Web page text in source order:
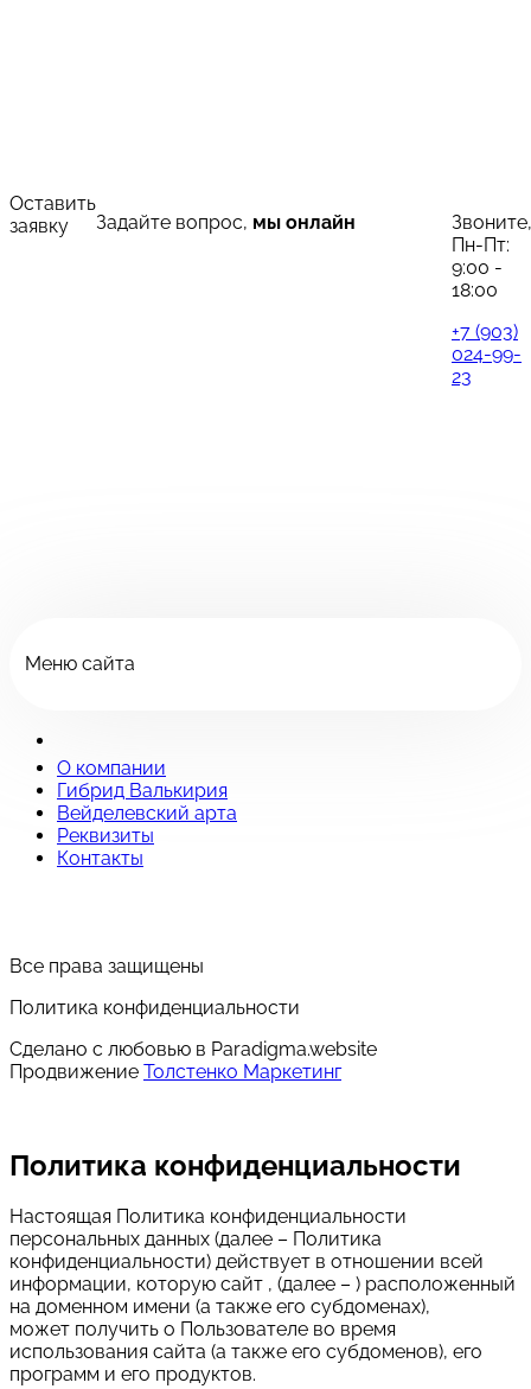
Оставить
заявку
Задайте вопрос, мы онлайн
Звоните,
Пн-Пт:
9:00 -
18:00
+7 (903)
024-99-
23
Меню сайта
О компании
Гибрид Валькирия
Вейделевский арта
Реквизиты
Контакты
Все права защищены
Политика конфиденциальности
Сделано с любовью в Paradigma.website
Продвижение Толстенко Маркетинг
Политика конфиденциальности
Настоящая Политика конфиденциальности
персональных данных (далее – Политика
конфиденциальности) действует в отношении всей
информации, которую сайт , (далее – ) расположенный
на доменном имени (а также его субдоменах),
может получить о Пользователе во время
использования сайта (а также его субдоменов), его
программ и его продуктов.